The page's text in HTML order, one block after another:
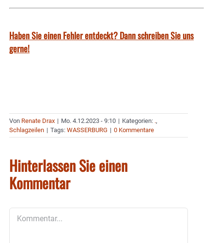
Haben Sie einen Fehler entdeckt? Dann schreiben Sie uns
gerne!
Von Renate Drax | Mo. 4.12.2023 - 9:10 | Kategorien: .,
Schlagzeilen | Tags: WASSERBURG | 0 Kommentare
Hinterlassen Sie einen
Kommentar